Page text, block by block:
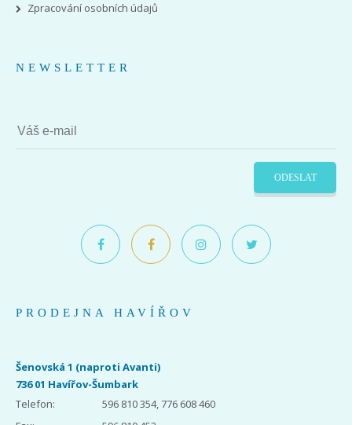
Zpracování osobních údajů
NEWSLETTER
ODESLAT
PRODEJNA HAVÍŘOV
Šenovská 1 (naproti Avanti)
736 01 Havířov-Šumbark
Telefon:
596 810 354, 776 608 460